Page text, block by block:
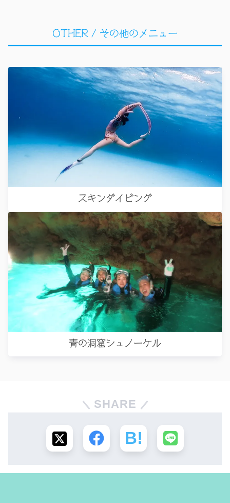
OTHER / その他のメニュー
スキンダイビング
青の洞窟シュノーケル
SHARE